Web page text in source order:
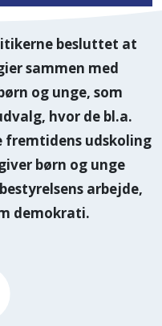
besluttet at
sammen med
og unge, som
hvor de bl.a.
udskoling
børn og unge
arbejde,
demokrati.